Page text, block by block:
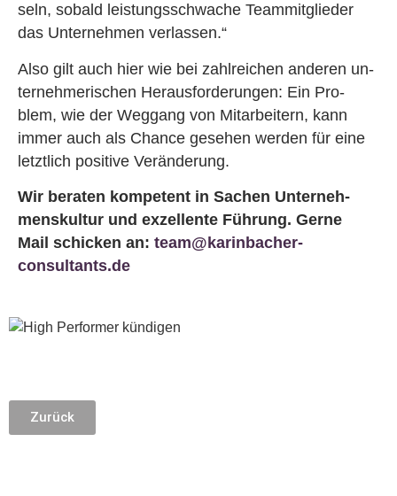
seln, so­bald leis­tungs­schwa­che Team­mit­glie­der
das Un­ter­neh­men ver­las­sen.“
Also gilt auch hier wie bei zahl­rei­chen an­de­ren un­
ter­neh­me­ri­schen Her­aus­for­de­run­gen: Ein Pro­
blem, wie der Weg­gang von Mit­ar­bei­tern, kann
immer auch als Chan­ce ge­se­hen wer­den für eine
letzt­lich po­si­ti­ve Ver­än­de­rung.
Wir be­ra­ten kom­pe­tent in Sa­chen Un­ter­neh­
mens­kul­tur und ex­zel­len­te Füh­rung. Gerne
Mail schi­cken an: team@karinbacher-
consultants.de
Zurück